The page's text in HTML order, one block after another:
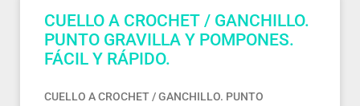
CUELLO A CROCHET / GANCHILLO.
PUNTO GRAVILLA Y POMPONES.
FÁCIL Y RÁPIDO.
CUELLO A CROCHET / GANCHILLO. PUNTO